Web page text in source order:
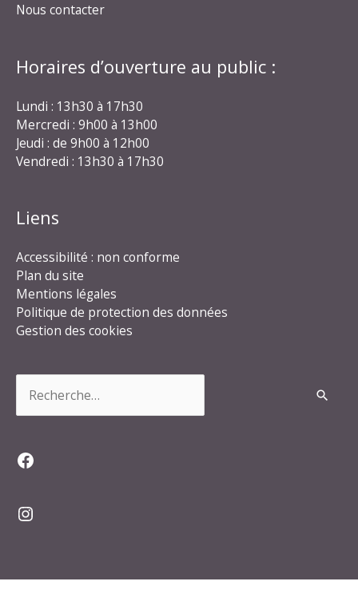
Nous contacter
Horaires d’ouverture au public :
Lundi : 13h30 à 17h30
Mercredi : 9h00 à 13h00
Jeudi : de 9h00 à 12h00
Vendredi : 13h30 à 17h30
Liens
Accessibilité : non conforme
Plan du site
Mentions légales
Politique de protection des données
Gestion des cookies
Facebook
Instagram